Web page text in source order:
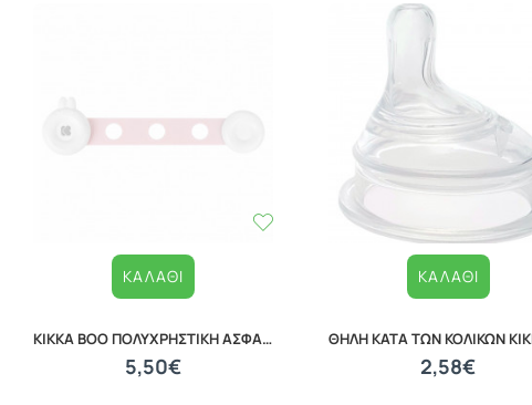
KIKKA BOO ΠΟΛΥΧΡΗΣΤΙΚΗ ΑΣΦΑΛΕΙΑ 2 ΤΕΜΑΧΙΑ PINK 31108030025
5,50€
ΚΑΛΆΘΙ
2,58€
ΚΑΛΆΘΙ